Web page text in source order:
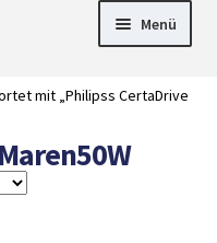
Menü
► LED Panel
►
t
Downlights
►
Deckenleuch
►
mit „Philipss CertaDrive